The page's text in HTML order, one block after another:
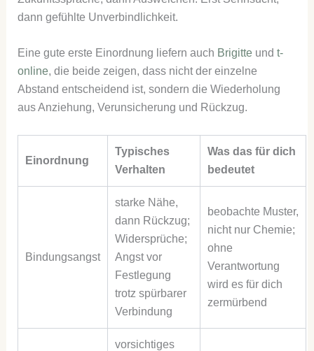
dann gefühlte Unverbindlichkeit.
Eine gute erste Einordnung liefern auch Brigitteund t-
online, die beide zeigen, dass nicht der einzelne
Abstand entscheidend ist, sondern die Wiederholung
aus Anziehung, Verunsicherung und Rückzug.
Einordnung
Typisches
Verhalten
Was das für dich
bedeutet
Bindungsangst
starke Nähe,
dann Rückzug;
Widersprüche;
Angst vor
Festlegung
trotz spürbarer
Verbindung
beobachte Muster,
nicht nur Chemie;
ohne
Verantwortung
wird es für dich
zermürbend
vorsichtiges